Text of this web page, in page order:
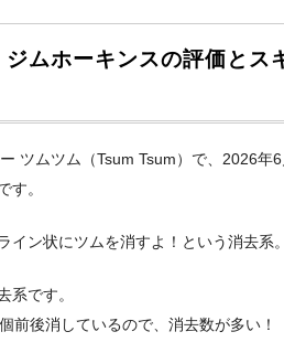
ジムホーキンスの評価とス
ツムツム（Tsum Tsum）で、2026
す。
イン状にツムを消すよ！という消去系。
系です。
前後消しているので、消去数が多い！